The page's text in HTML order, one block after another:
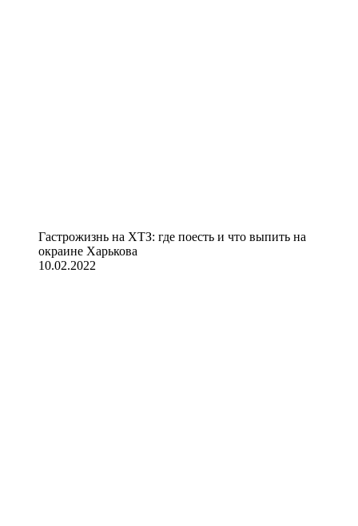
Гастрожизнь на ХТЗ: где поесть и что выпить на
окраине Харькова
10.02.2022